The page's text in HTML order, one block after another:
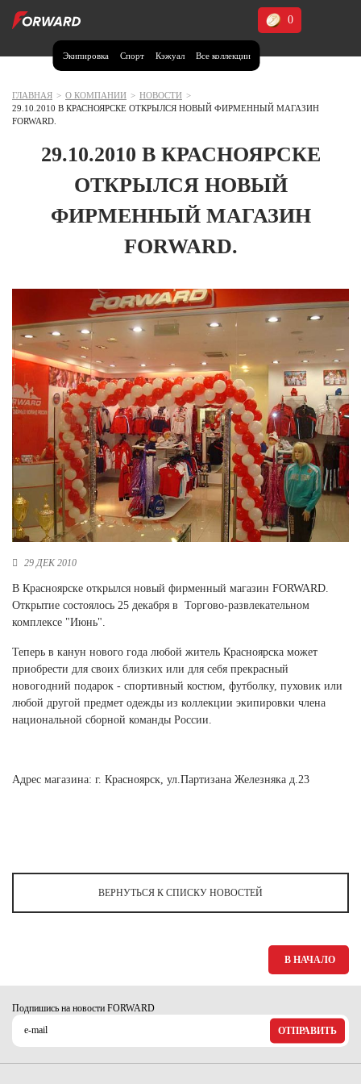
Экипировка Спорт Кэжуал Все коллекции
0
Москва и МО
Волгоградская область (1)
Курская область (1)
Москва и МО (14)
Нижегородская область (1)
Новосибирская область (3)
Омская область (5)
Республика Башкортостан (3)
Республика Крым (1)
Республика Татарстан (2)
Ростовская область (2)
Самарская область (1)
Санкт-Петербург и ЛО (3)
Свердловская область (5)
Северная Осетия (2)
Смоленская область (1)
Ставропольский край (5)
Томская область (1)
Тульская область (1)
Тюменская область (3)
Хакасия (1)
Ханты-Мансийский автономный округ (3)
Ямало-Ненецкий автономный округ (1)
ГЛАВНАЯ > О КОМПАНИИ > НОВОСТИ >
29.10.2010 В КРАСНОЯРСКЕ ОТКРЫЛСЯ НОВЫЙ ФИРМЕННЫЙ МАГАЗИН
FORWARD.
29.10.2010 В КРАСНОЯРСКЕ
ОТКРЫЛСЯ НОВЫЙ
ФИРМЕННЫЙ МАГАЗИН
FORWARD.
29 ДЕК 2010
В Красноярске открылся новый фирменный магазин FORWARD.
Открытие состоялось 25 декабря в Торгово-развлекательном
комплексе "Июнь".
Теперь в канун нового года любой житель Красноярска может
приобрести для своих близких или для себя прекрасный
новогодний подарок - спортивный костюм, футболку, пуховик или
любой другой предмет одежды из коллекции экипировки члена
национальной сборной команды России.
Адрес магазина: г. Красноярск, ул.Партизана Железняка д.23
ВЕРНУТЬСЯ К СПИСКУ НОВОСТЕЙ
В НАЧАЛО
Подпишись на новости FORWARD
ОТПРАВИТЬ